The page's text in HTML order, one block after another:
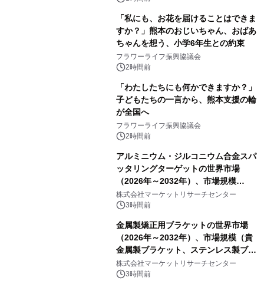
「私にも、お花を届けることはできま
すか？」熊本のおじいちゃん、おばあ
ちゃんを想う、小学6年生との約束
フラワーライフ振興協議会
2時間前
「わたしたちにも何かできますか？」
子どもたちの一言から、熊本支援の輪
が全国へ
フラワーライフ振興協議会
2時間前
アルミニウム・ジルコニウム合金スパ
ッタリングターゲットの世界市場
（2026年～2032年）、市場規模
（0.995、0.999、その他）・分析レポ
ートを発表
株式会社マーケットリサーチセンター
3時間前
金属製矯正用ブラケットの世界市場
（2026年～2032年）、市場規模（貴
金属製ブラケット、ステンレス製ブラ
ケット、純チタン製ブラケット）・分
析レポートを発表
株式会社マーケットリサーチセンター
3時間前